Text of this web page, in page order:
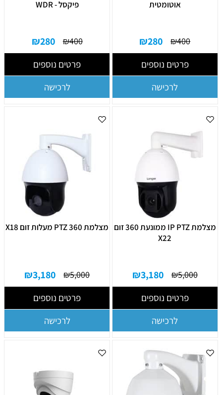
אוטומטית
₪400
₪280
פרטים נוספים
לרכישה
פיקסל - WDR
₪400
₪280
פרטים נוספים
לרכישה
מצלמת IP PTZ ממונעת 360 זום
X22
₪5,000
₪3,180
פרטים נוספים
לרכישה
מצלמת PTZ 360 מעלות זום X18
₪5,000
₪3,180
פרטים נוספים
לרכישה